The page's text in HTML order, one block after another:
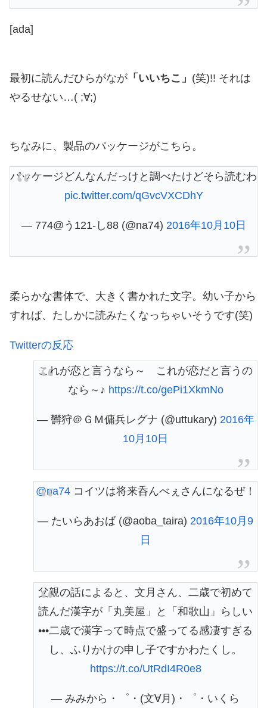
[ada]
最初に読んだひらがなが 「いいちこ」 (笑)!! それは
やるせない…( ;∀;)
ちなみに、製品のパッケージがこちら。
パッケージどんなんだっけと調べたけどそら読むわ
pic.twitter.com/qGvcVXCDhY
— 774@う121-し88 (@na74) 2016年10月10日
柔らかな書体で、大きく書かれた文字。幼い子から
すれば、たしかに読みたくなっちゃいそうです(笑)
Twitterの反応
これが恋と言うなら～ これが恋だと言うの
なら～♪ https://t.co/gePi1XkmNo
— 欝狩＠ＧＭ傭兵レグナ (@uttukary) 2016年
10月10日
@na74コイツは将来呑んべぇさんになるぜ！
— たいらあおば (@aoba_taira) 2016年10月9
日
父親の話によると、文月さん、二歳で初めて
読んだ漢字が「丸美屋」と「和歌山」らしい
•••二歳で漢字って時点で盛ってる感凄すぎる
し、ふりかけの申し子ですかわたくし。
https://t.co/UtRdI4R0e8
— みみから・゜・(文∀月)・゜・いくら